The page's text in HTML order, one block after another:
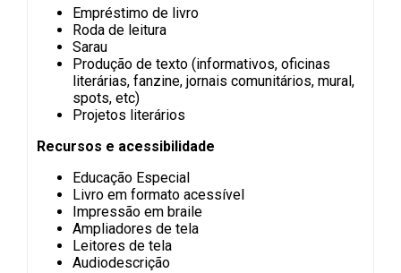
Empréstimo de livro
Roda de leitura
Sarau
Produção de texto (informativos, oficinas
literárias, fanzine, jornais comunitários, mural,
spots, etc)
Projetos literários
Recursos e acessibilidade
Educação Especial
Livro em formato acessível
Impressão em braile
Ampliadores de tela
Leitores de tela
Audiodescrição